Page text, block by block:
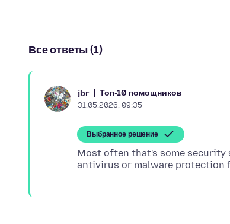
Все ответы (1)
jbr Топ-10 помощников
31.05.2026, 09:35
Выбранное решение
Most often that's some